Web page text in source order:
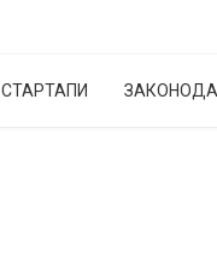
СТАРТАПИ